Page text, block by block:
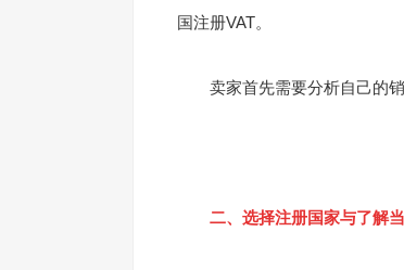
国注册VAT。
卖家首先需要分析自己的销
二、选择注册国家与了解当